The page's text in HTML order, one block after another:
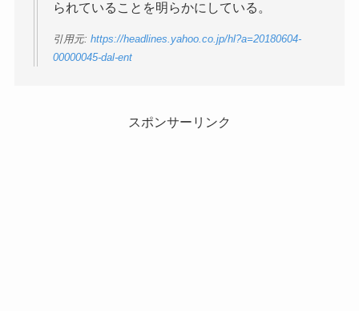
られていることを明らかにしている。
引用元: https://headlines.yahoo.co.jp/hl?a=20180604-
00000045-dal-ent
スポンサーリンク